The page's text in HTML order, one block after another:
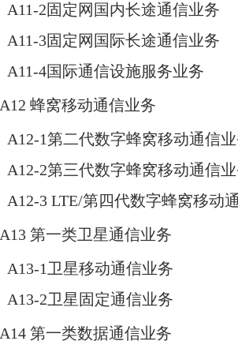
A11-2固定网国内长途通信业务
A11-3固定网国际长途通信业务
A11-4国际通信设施服务业务
A12 蜂窝移动通信业务
A12-1第二代数字蜂窝移动通信
A12-2第三代数字蜂窝移动通信
A12-3 LTE/第四代数字蜂窝移动
A13 第一类卫星通信业务
A13-1 卫星移动通信业务
A13-2卫星固定通信业务
A14 第一类数据通信业务